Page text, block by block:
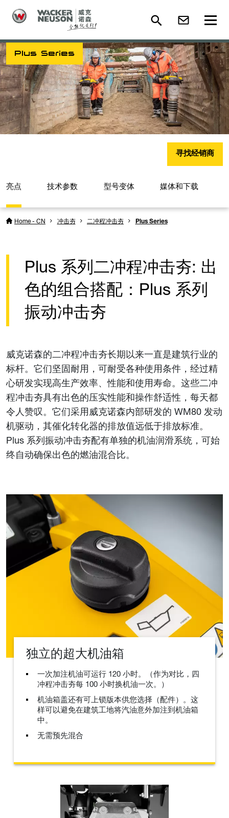
Plus Series
寻找经销商
亮点 技术参数 型号变体 媒体和下载
Home - CN 冲击夯 二冲程冲击夯 Plus Series
Plus 系列二冲程冲击夯: 出
色的组合搭配：Plus 系列
振动冲击夯
威克诺森的二冲程冲击夯长期以来一直是建筑行业的
标杆。它们坚固耐用，可耐受各种使用条件，经过精
心研发实现高生产效率、性能和使用寿命。这些二冲
程冲击夯具有出色的压实性能和操作舒适性，每天都
令人赞叹。它们采用威克诺森内部研发的 WM80 发动
机驱动，其催化转化器的排放值远低于排放标准。
Plus 系列振动冲击夯配有单独的机油润滑系统，可始
终自动确保出色的燃油混合比。
独立的超大机油箱
一次加注机油可运行 120 小时。（作为对比，四
冲程冲击夯每 100 小时换机油一次。）
机油箱盖还有可上锁版本供您选择（配件）。这
样可以避免在建筑工地将汽油意外加注到机油箱
中。
无需预先混合